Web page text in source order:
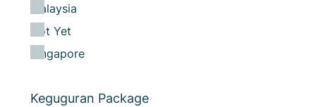
Malaysia
Not Yet
Singapore
Keguguran Package